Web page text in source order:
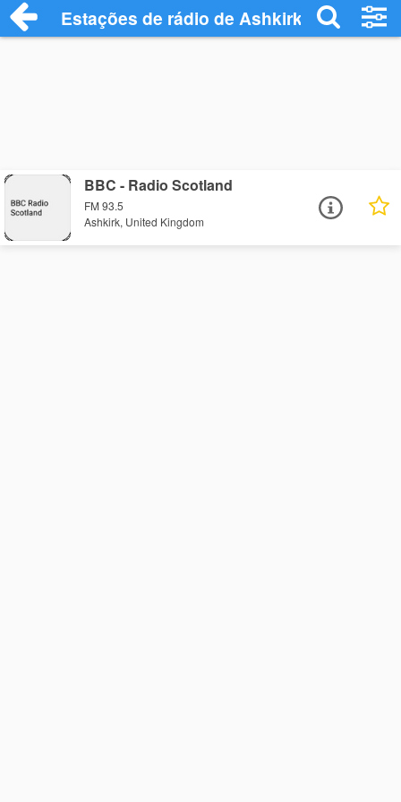
Estações de rádio de Ashkirk - Ouça
BBC - Radio Scotland
FM 93.5
Ashkirk, United Kingdom